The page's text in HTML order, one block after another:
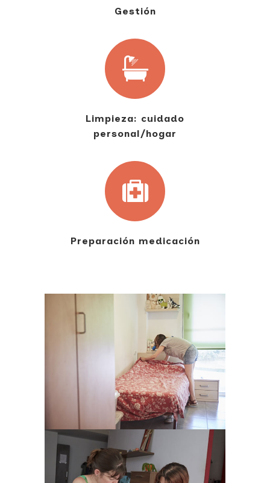
Gestión
Limpieza: cuidado
personal/hogar
Preparación medicación